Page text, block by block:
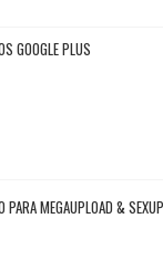
GOOGLE PLUS
PARA MEGAUPLOAD &